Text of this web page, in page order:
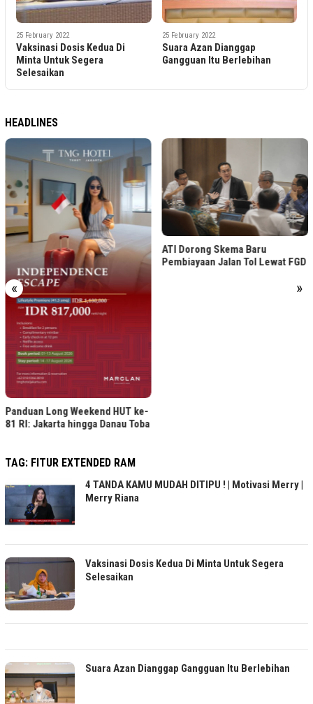
25 February 2022
Suara Azan Dianggap
Gangguan Itu Berlebihan
25 February 2022
Layanan BPJS Kesehatan Di
Minta Untuk Perbaiki Sebelum
HEADLINES
« »
ATI Dorong Skema Baru
Pembiayaan Jalan Tol Lewat FGD
Tips Atur Budget Nonton
Pakai Deposito FLEXI
TAG: FITUR EXTENDED RAM
4 TANDA KAMU MUDAH DITIPU ! | Motivasi Merry |
Merry Riana
Vaksinasi Dosis Kedua Di Minta Untuk Segera
Selesaikan
Suara Azan Dianggap Gangguan Itu Berlebihan